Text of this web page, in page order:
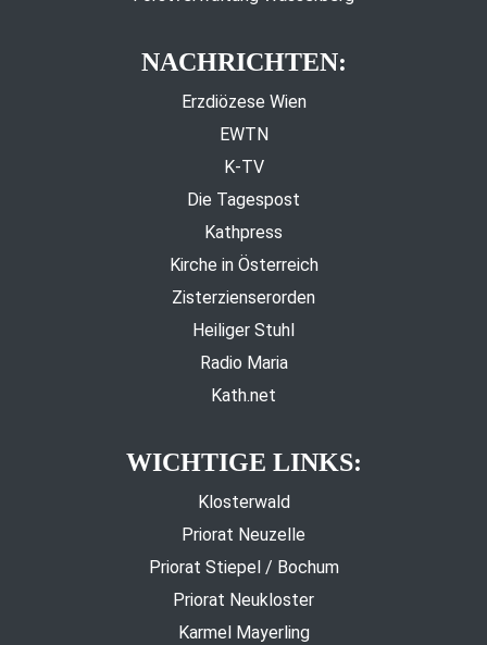
NACHRICHTEN:
Erzdiözese Wien
EWTN
K-TV
Die Tagespost
Kathpress
Kirche in Österreich
Zisterzienserorden
Heiliger Stuhl
Radio Maria
Kath.net
WICHTIGE LINKS:
Klosterwald
Priorat Neuzelle
Priorat Stiepel / Bochum
Priorat Neukloster
Karmel Mayerling